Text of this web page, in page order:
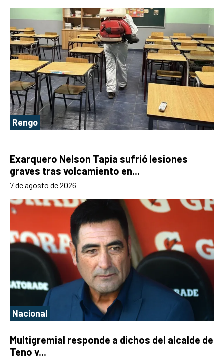
Rengo
Exarquero Nelson Tapia sufrió lesiones
graves tras volcamiento en...
7 de agosto de 2026
Nacional
Multigremial responde a dichos del alcalde de
Teno y...